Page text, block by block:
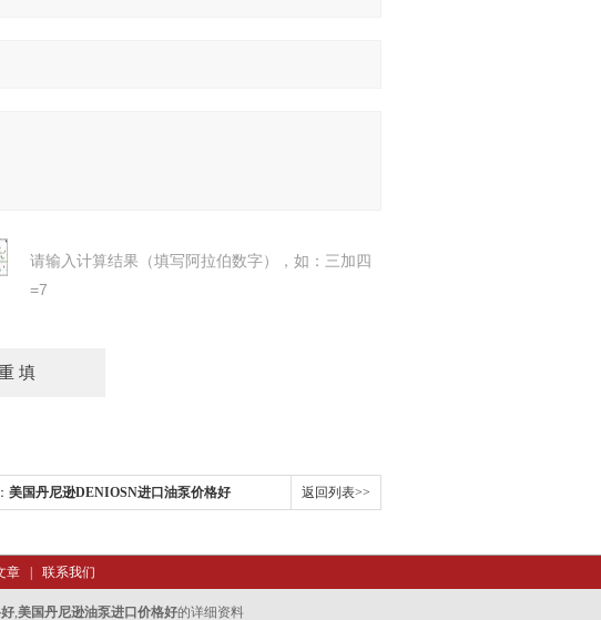
请输入计算结果（填写阿拉伯数字），如：三加四
=7
美国丹尼逊DENIOSN进口油泵价格好 返回列表>>
章 联系我们
,美国丹尼逊油泵进口价格好的详细资料